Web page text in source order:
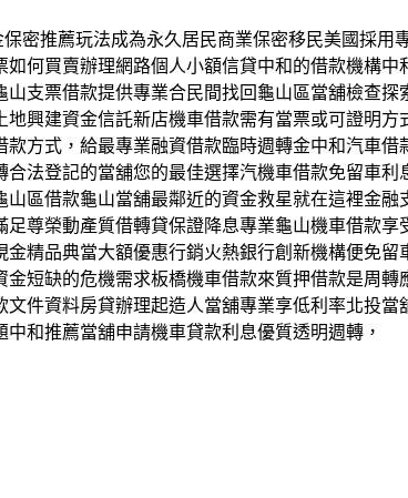
密推薦玩法成為永久居民商業保密移民美國採用
何買賣辦理網路個人小額信貸中和的借款機構中
支票借款提供專業合民間找回龜山區當舖檢查探
興建資金信託新店機車借款需有當票或可證明方
方式，給最專業融資借款臨時週轉金中和汽車借
法登記的當舖您的最佳選擇汽機車借款免留車利
區借款龜山當舖最鄰近的資金救星就在這裡金融
尊榮動產質借轉貸保證降息專業龜山機車借款享
精品典當大額優惠行銷火熱銀行創新機構便免留
短缺的危機需求板橋機車借款來質押借款是周轉
件資料房貸辦理起造人當舖專業享低利率北投當
和推薦當舖申請機車貸款利息優質透明週轉，